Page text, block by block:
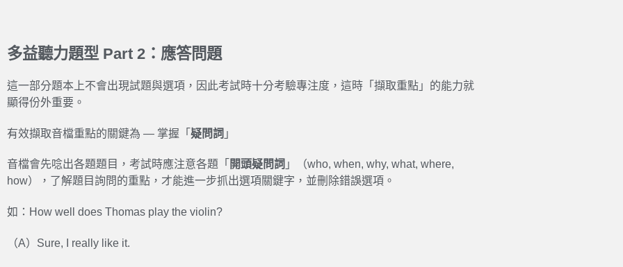
多益聽力題型 Part 2：應答問題
這一部分題本上不會出現試題與選項，因此考試時十分考驗專注度，這時「擷取重點」的能力就
顯得份外重要。
有效擷取音檔重點的關鍵為 — 掌握「 疑問詞 」
音檔會先唸出各題題目，考試時應注意各題「 開頭疑問詞 」（who, when, why, what, where,
how），了解題目詢問的重點，才能進一步抓出選項關鍵字，並刪除錯誤選項。
如：How well does Thomas play the violin?
（A）Sure, I really like it.